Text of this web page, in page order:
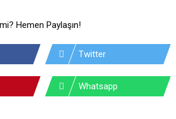
Hemen Paylaşın!
Twitter
Whatsapp